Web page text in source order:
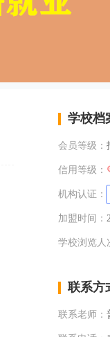
学校档
会员等级：
信用等级：
机构认证：
加盟时间：
学校浏览人
联系方
联系老师：